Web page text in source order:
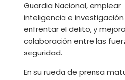
Guardia Nacional, emplear
inteligencia e
enfrentar el delito, y
colaboración entre las
seguridad.
En su rueda de prensa